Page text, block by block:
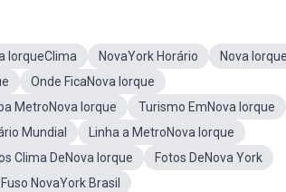
IorqueClima NovaYork Horário
Nova
Onde FicaNova Iorque
MetroNova Iorque
Turismo EmNova Iorque
Mundial
Linha a MetroNova Iorque
Clima DeNova Iorque
Fotos DeNova York
Fuso NovaYork Brasil